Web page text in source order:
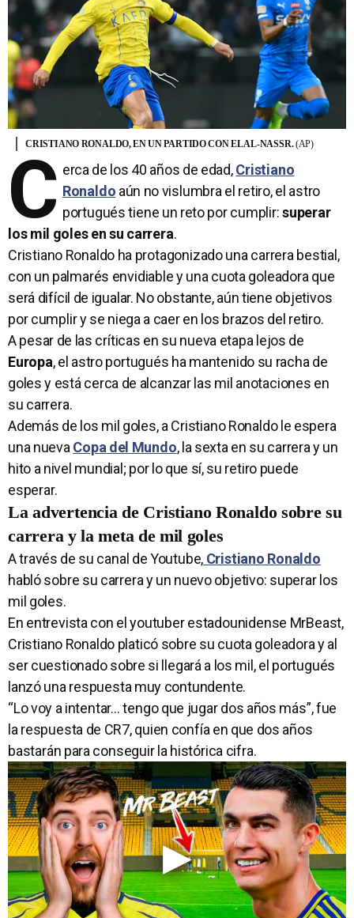
CRISTIANO RONALDO, EN UN PARTIDO CON EL AL-NASSR.(AP)
C erca de los 40 años de edad,Cristiano
Ronaldo aún no vislumbra el retiro, el astro
portugués tiene un reto por cumplir:superar
los mil goles en su carrera.
Cristiano Ronaldo ha protagonizado una carrera bestial,
con un palmarés envidiable y una cuota goleadora que
será difícil de igualar. No obstante, aún tiene objetivos
por cumplir y se niega a caer en los brazos del retiro.
A pesar de las críticas en su nueva etapa lejos de
Europa, el astro portugués ha mantenido su racha de
goles y está cerca de alcanzar las mil anotaciones en
su carrera.
Además de los mil goles, a Cristiano Ronaldo le espera
una nuevaCopa del Mundo, la sexta en su carrera y un
hito a nivel mundial; por lo que sí, su retiro puede
esperar.
La advertencia de Cristiano Ronaldo sobre su
carrera y la meta de mil goles
A través de su canal de Youtube, Cristiano Ronaldo
habló sobre su carrera y un nuevo objetivo: superar los
mil goles.
En entrevista con el youtuber estadounidense MrBeast,
Cristiano Ronaldo platicó sobre su cuota goleadora y al
ser cuestionado sobre si llegará a los mil, el portugués
lanzó una respuesta muy contundente.
“Lo voy a intentar… tengo que jugar dos años más”, fue
la respuesta de CR7, quien confía en que dos años
bastarán para conseguir la histórica cifra.